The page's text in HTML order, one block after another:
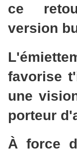
ce
version
favorise
une
porteur
À force